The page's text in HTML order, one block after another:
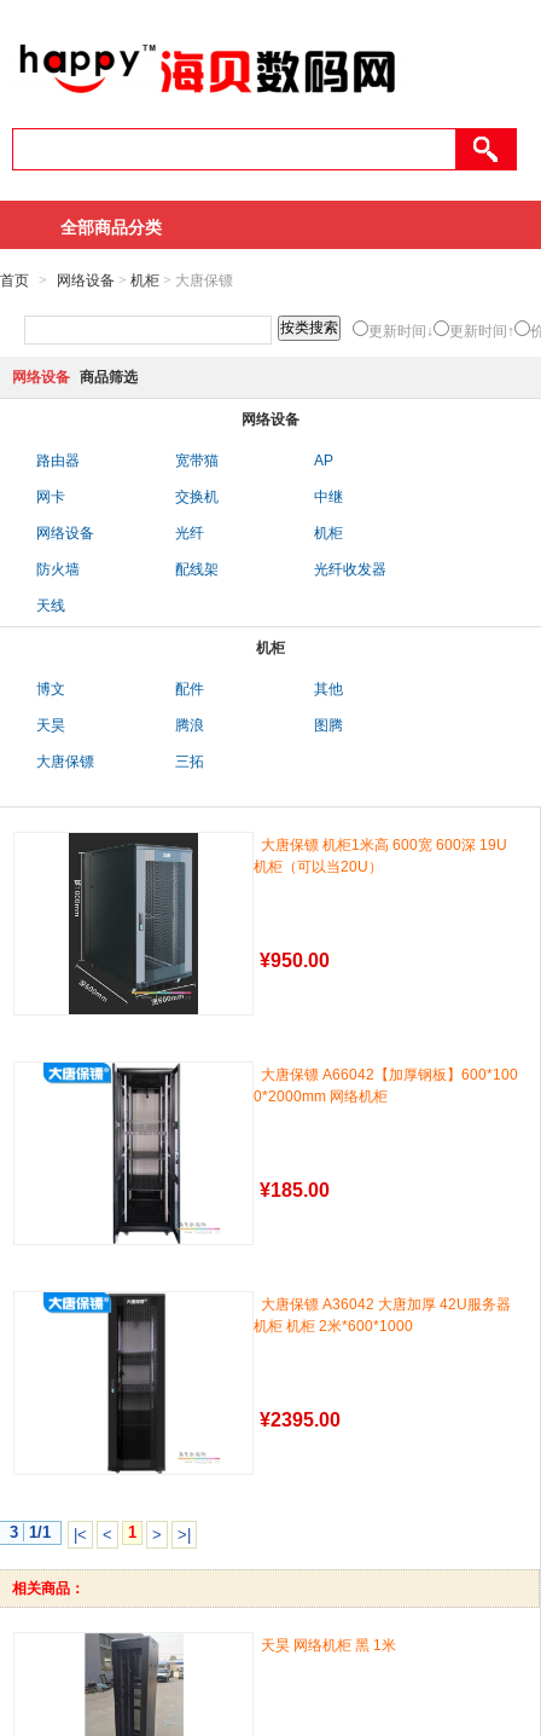
全部商品分类
首页 > 网络设备 > 机柜 > 大唐保镖
更新时间↓ 更新时间↑
网络设备 商品筛选
网络设备
路由器 宽带猫 AP
网卡 交换机 中继
网络设备 光纤 机柜
防火墙 配线架 光纤收发器
天线
机柜
博文 配件 其他
天昊 腾浪 图腾
大唐保镖 三拓
大唐保镖 机柜1米高 600宽 600深 19U
机柜（可以当20U）
¥950.00
大唐保镖 A66042【加厚钢板】600*100
0*2000mm 网络机柜
¥185.00
大唐保镖 A36042 大唐加厚 42U服务器
机柜 机柜 2米*600*1000
¥2395.00
3 1/1 |< < 1 > >|
相关商品：
天昊 网络机柜 黑 1米